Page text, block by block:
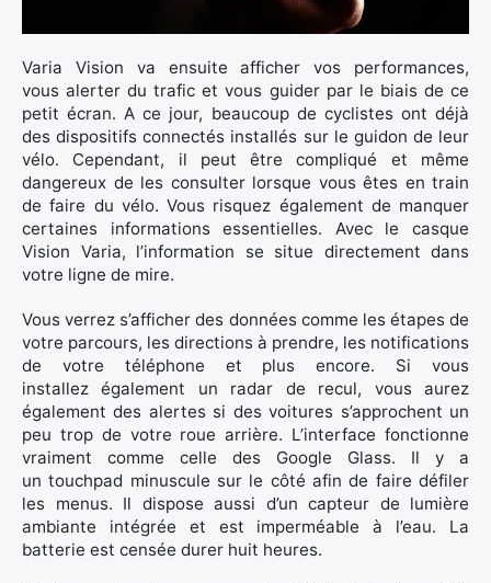
Varia Vision va ensuite afficher vos performances,
vous alerter du trafic et vous guider par le biais de ce
petit écran. A ce jour, beaucoup de cyclistes ont déjà
des dispositifs connectés installés sur le guidon de leur
vélo. Cependant, il peut être compliqué et même
dangereux de les consulter lorsque vous êtes en train
de faire du vélo. Vous risquez également de manquer
certaines informations essentielles. Avec le casque
Vision Varia, l’information se situe directement dans
votre ligne de mire.
Vous verrez s’afficher des données comme les étapes de
votre parcours, les directions à prendre, les notifications
de votre téléphone et plus encore. Si vous
installez également un radar de recul, vous aurez
également des alertes si des voitures s’approchent un
peu trop de votre roue arrière. L’interface fonctionne
vraiment comme celle des Google Glass. Il y a
un touchpad minuscule sur le côté afin de faire défiler
les menus. Il dispose aussi d’un capteur de lumière
ambiante intégrée et est imperméable à l’eau. La
batterie est censée durer huit heures.
×
Rechercher